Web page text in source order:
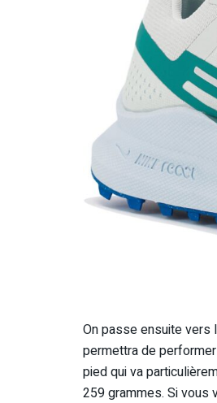
On passe ensuite vers
permettra de
pied qui va
259 grammes. Si vous